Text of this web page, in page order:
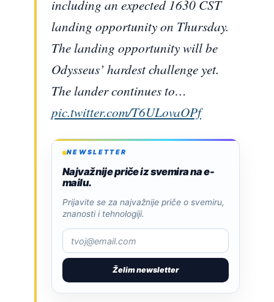
including an expected 1630 CST
landing opportunity on Thursday.
The landing opportunity will be
Odysseus’ hardest challenge yet.
The lander continues to…
pic.twitter.com/T6ULovaOPf
NEWSLETTER
Najvažnije priče iz svemira na e-
mailu.
Želim newsletter
Prijavite se za najvažnije priče o svemiru,
znanosti i tehnologiji.